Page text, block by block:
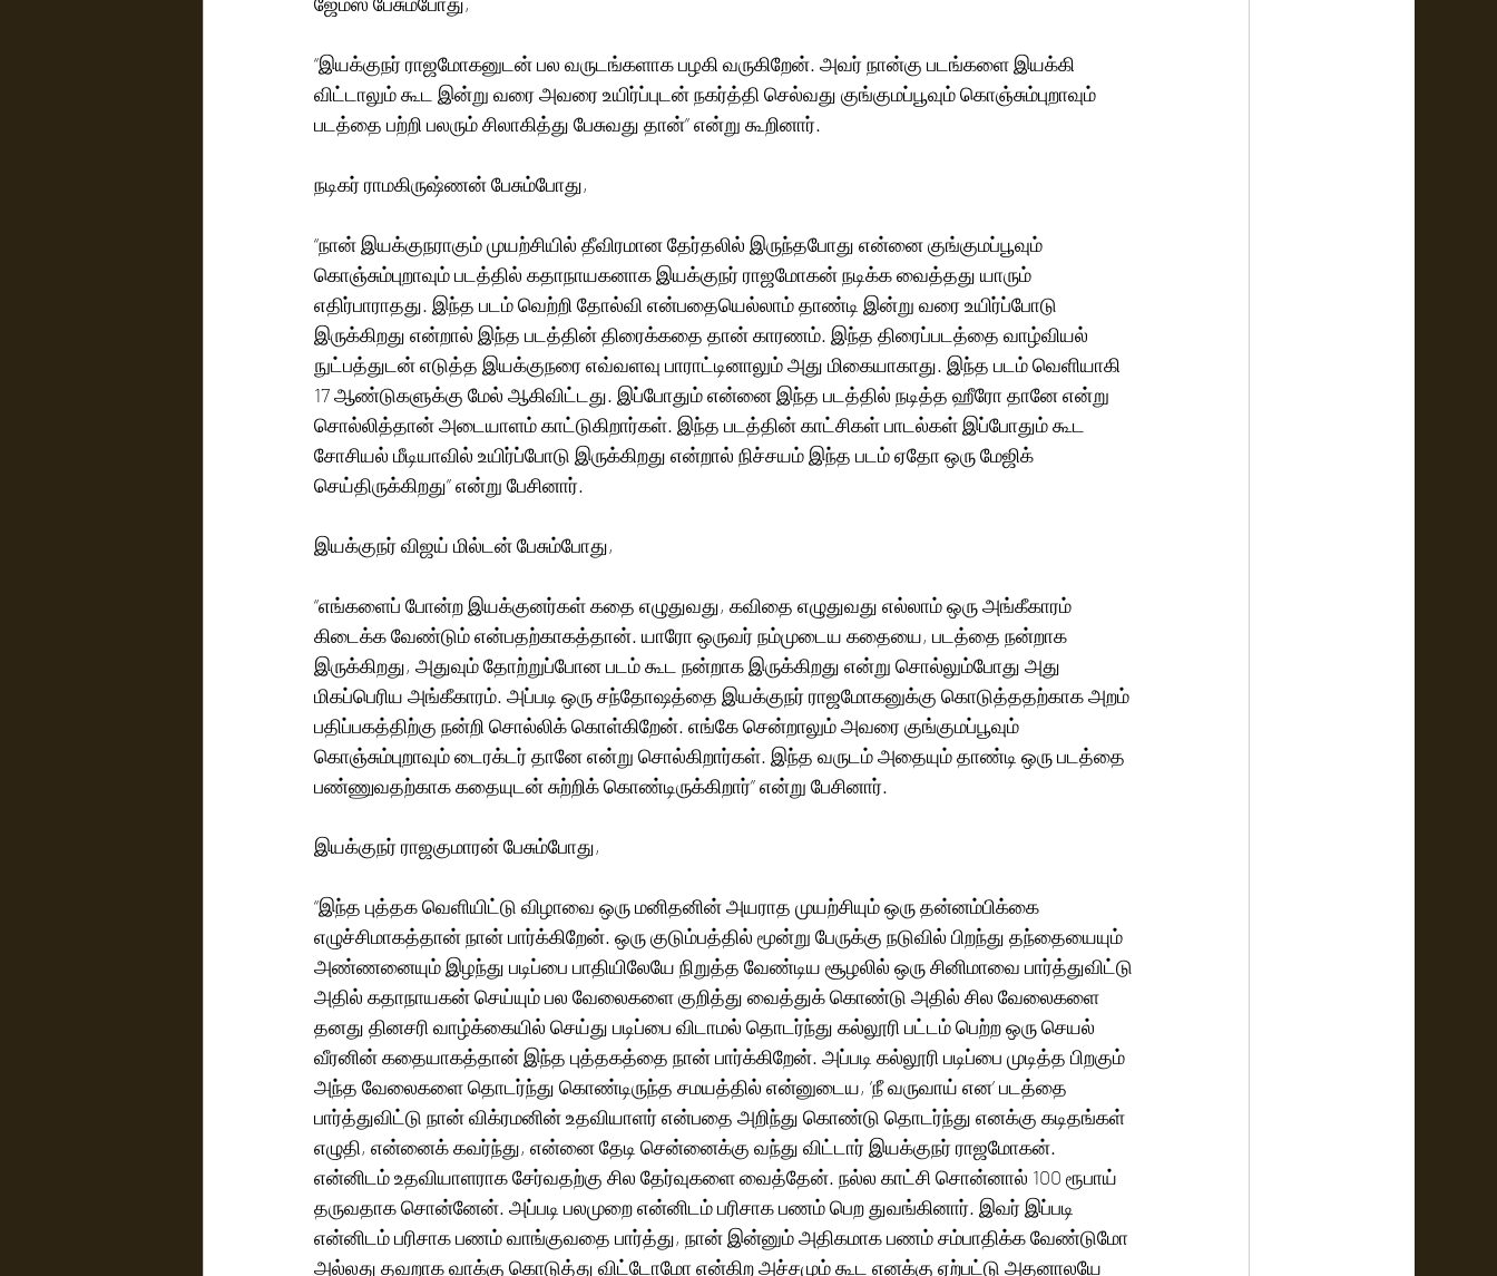
“இயக்குநர் ராஜமோகனுடன் பல வருடங்களாக பழகி வருகிறேன். அவர் நான்கு படங்களை இயக்கி
விட்டாலும் கூட இன்று வரை அவரை உயிர்ப்புடன் நகர்த்தி செல்வது குங்குமப்பூவும் கொஞ்சும்புறாவும்
படத்தை பற்றி பலரும் சிலாகித்து பேசுவது தான்” என்று கூறினார்.
நடிகர் ராமகிருஷ்ணன் பேசும்போது,
“நான் இயக்குநராகும் முயற்சியில் தீவிரமான தேர்தலில் இருந்தபோது என்னை குங்குமப்பூவும்
கொஞ்சும்புறாவும் படத்தில் கதாநாயகனாக இயக்குநர் ராஜமோகன் நடிக்க வைத்தது யாரும்
எதிர்பாராதது. இந்த படம் வெற்றி தோல்வி என்பதையெல்லாம் தாண்டி இன்று வரை உயிர்ப்போடு
இருக்கிறது என்றால் இந்த படத்தின் திரைக்கதை தான் காரணம். இந்த திரைப்படத்தை வாழ்வியல்
நுட்பத்துடன் எடுத்த இயக்குநரை எவ்வளவு பாராட்டினாலும் அது மிகையாகாது. இந்த படம் வெளியாகி
17 ஆண்டுகளுக்கு மேல் ஆகிவிட்டது. இப்போதும் என்னை இந்த படத்தில் நடித்த ஹீரோ தானே என்று
சொல்லித்தான் அடையாளம் காட்டுகிறார்கள். இந்த படத்தின் காட்சிகள் பாடல்கள் இப்போதும் கூட
சோசியல் மீடியாவில் உயிர்ப்போடு இருக்கிறது என்றால் நிச்சயம் இந்த படம் ஏதோ ஒரு மேஜிக்
செய்திருக்கிறது” என்று பேசினார்.
இயக்குநர் விஜய் மில்டன் பேசும்போது,
“எங்களைப் போன்ற இயக்குனர்கள் கதை எழுதுவது, கவிதை எழுதுவது எல்லாம் ஒரு அங்கீகாரம்
கிடைக்க வேண்டும் என்பதற்காகத்தான். யாரோ ஒருவர் நம்முடைய கதையை, படத்தை நன்றாக
இருக்கிறது, அதுவும் தோற்றுப்போன படம் கூட நன்றாக இருக்கிறது என்று சொல்லும்போது அது
மிகப்பெரிய அங்கீகாரம். அப்படி ஒரு சந்தோஷத்தை இயக்குநர் ராஜமோகனுக்கு கொடுத்ததற்காக அறம்
பதிப்பகத்திற்கு நன்றி சொல்லிக் கொள்கிறேன். எங்கே சென்றாலும் அவரை குங்குமப்பூவும்
கொஞ்சும்புறாவும் டைரக்டர் தானே என்று சொல்கிறார்கள். இந்த வருடம் அதையும் தாண்டி ஒரு படத்தை
பண்ணுவதற்காக கதையுடன் சுற்றிக் கொண்டிருக்கிறார்” என்று பேசினார்.
இயக்குநர் ராஜகுமாரன் பேசும்போது,
“இந்த புத்தக வெளியிட்டு விழாவை ஒரு மனிதனின் அயராத முயற்சியும் ஒரு தன்னம்பிக்கை
எழுச்சிமாகத்தான் நான் பார்க்கிறேன். ஒரு குடும்பத்தில் மூன்று பேருக்கு நடுவில் பிறந்து தந்தையையும்
அண்ணனையும் இழந்து படிப்பை பாதியிலேயே நிறுத்த வேண்டிய சூழலில் ஒரு சினிமாவை பார்த்துவிட்டு
அதில் கதாநாயகன் செய்யும் பல வேலைகளை குறித்து வைத்துக் கொண்டு அதில் சில வேலைகளை
தனது தினசரி வாழ்க்கையில் செய்து படிப்பை விடாமல் தொடர்ந்து கல்லூரி பட்டம் பெற்ற ஒரு செயல்
வீரனின் கதையாகத்தான் இந்த புத்தகத்தை நான் பார்க்கிறேன். அப்படி கல்லூரி படிப்பை முடித்த பிறகும்
அந்த வேலைகளை தொடர்ந்து கொண்டிருந்த சமயத்தில் என்னுடைய, ‘நீ வருவாய் என’ படத்தை
பார்த்துவிட்டு நான் விக்ரமனின் உதவியாளர் என்பதை அறிந்து கொண்டு தொடர்ந்து எனக்கு கடிதங்கள்
எழுதி, என்னைக் கவர்ந்து, என்னை தேடி சென்னைக்கு வந்து விட்டார் இயக்குநர் ராஜமோகன்.
என்னிடம் உதவியாளராக சேர்வதற்கு சில தேர்வுகளை வைத்தேன். நல்ல காட்சி சொன்னால் 100 ரூபாய்
தருவதாக சொன்னேன். அப்படி பலமுறை என்னிடம் பரிசாக பணம் பெற துவங்கினார். இவர் இப்படி
என்னிடம் பரிசாக பணம் வாங்குவதை பார்த்து, நான் இன்னும் அதிகமாக பணம் சம்பாதிக்க வேண்டுமோ
அல்லது தவறாக வாக்கு கொடுத்து விட்டோமோ என்கிற அச்சமும் கூட எனக்கு ஏற்பட்டு அதனாலயே